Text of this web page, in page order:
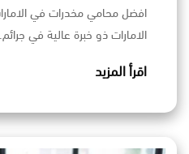
افضل محامي مخدرات في
الامارات ذو خبرة عالية في
اقرأ المزيد